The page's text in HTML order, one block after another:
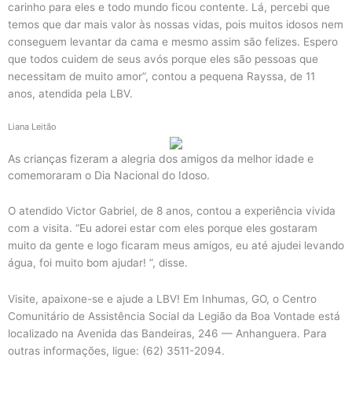
carinho para eles e todo mundo ficou contente. Lá, percebi que
temos que dar mais valor às nossas vidas, pois muitos idosos nem
conseguem levantar da cama e mesmo assim são felizes. Espero
que todos cuidem de seus avós porque eles são pessoas que
necessitam de muito amor”, contou a pequena Rayssa, de 11
anos, atendida pela LBV.
Liana Leitão
As crianças fizeram a alegria dos amigos da melhor idade e
comemoraram o Dia Nacional do Idoso.
O atendido Victor Gabriel, de 8 anos, contou a experiência vivida
com a visita. “Eu adorei estar com eles porque eles gostaram
muito da gente e logo ficaram meus amigos, eu até ajudei levando
água, foi muito bom ajudar! ”, disse.
Visite, apaixone-se e ajude a LBV! Em Inhumas, GO, o Centro
Comunitário de Assistência Social da Legião da Boa Vontade está
localizado na Avenida das Bandeiras, 246 — Anhanguera. Para
outras informações, ligue: (62) 3511-2094.